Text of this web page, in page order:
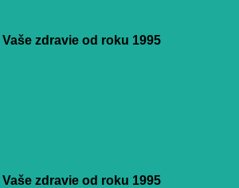
zdravie od roku 1995
zdravie od roku 1995